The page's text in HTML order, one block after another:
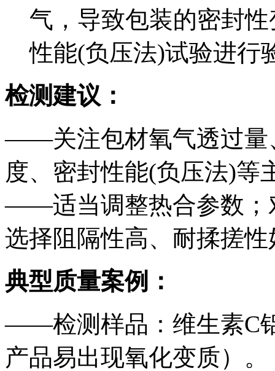
气，导致包装的密封
性能(负压法)试验进行
检测建议：
——关注包材氧气透过量
度、密封性能(负压法)等
——适当调整热合参数；
选择阻隔性高、耐揉搓
典型质量案例：
——检测样品：维生素C
产品易出现氧化变质）。